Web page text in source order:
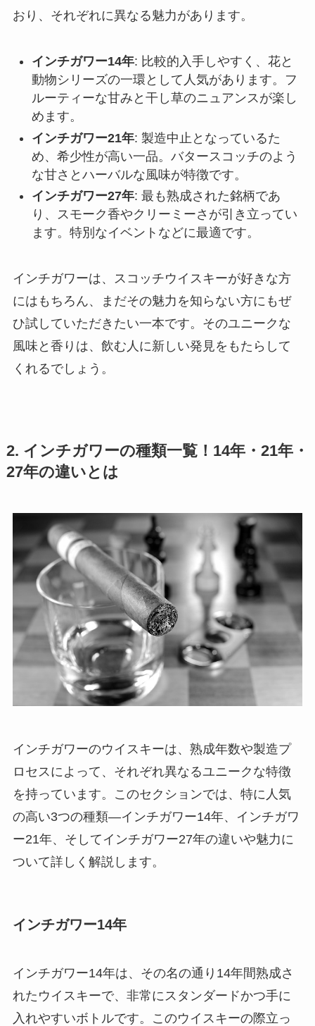
おり、それぞれに異なる魅力があります。
インチガワー14年: 比較的入手しやすく、花と
動物シリーズの一環として人気があります。フ
ルーティーな甘みと干し草のニュアンスが楽し
めます。
インチガワー21年: 製造中止となっているた
め、希少性が高い一品。バタースコッチのよう
な甘さとハーバルな風味が特徴です。
インチガワー27年: 最も熟成された銘柄であ
り、スモーク香やクリーミーさが引き立ってい
ます。特別なイベントなどに最適です。
インチガワーは、スコッチウイスキーが好きな方
にはもちろん、まだその魅力を知らない方にもぜ
ひ試していただきたい一本です。そのユニークな
風味と香りは、飲む人に新しい発見をもたらして
くれるでしょう。
2. インチガワーの種類一覧！14年・21年・
27年の違いとは
インチガワーのウイスキーは、熟成年数や製造プ
ロセスによって、それぞれ異なるユニークな特徴
を持っています。このセクションでは、特に人気
の高い3つの種類—インチガワー14年、インチガワ
ー21年、そしてインチガワー27年の違いや魅力に
ついて詳しく解説します。
インチガワー14年
インチガワー14年は、その名の通り14年間熟成さ
れたウイスキーで、非常にスタンダードかつ手に
入れやすいボトルです。このウイスキーの際立っ